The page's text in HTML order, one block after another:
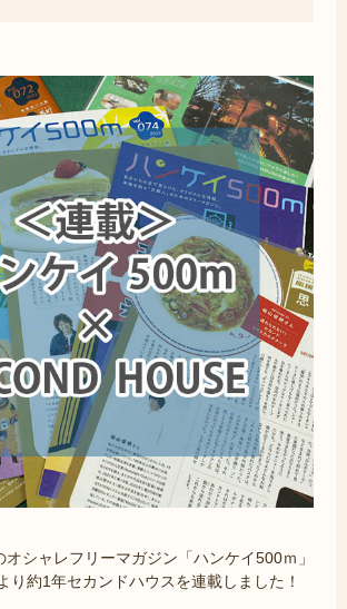
シャレフリーマガジン「ハンケイ500ｍ」
り約1年セカンドハウスを連載しました！